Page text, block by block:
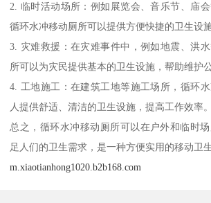
2. 临时活动场所：例如展览会、音乐节、庙
循环水冲移动厕所可以提供方便快捷的卫生设施
3. 灾难救援：在灾难事件中，例如地震、洪
所可以为灾民提供基本的卫生设施，帮助维护
4. 工地施工：在建筑工地等施工场所，循环
人提供舒适、清洁的卫生设施，提高工作效率。
总之，循环水冲移动厕所可以在户外和临时
足人们的卫生需求，是一种方便实用的移动卫生
m.xiaotianhong1020.b2b168.com